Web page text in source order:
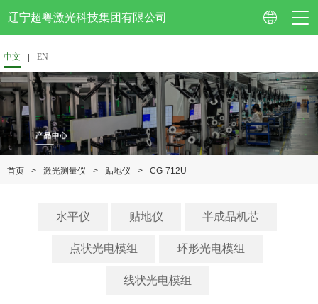
辽宁超粤激光科技集团有限公司
公司简介
企业荣誉
专利技术
中文 EN
首页 > 激光测量仪 > 贴地仪 > CG-712U
水平仪 贴地仪 半成品机芯
点状光电模组 环形光电模组
线状光电模组